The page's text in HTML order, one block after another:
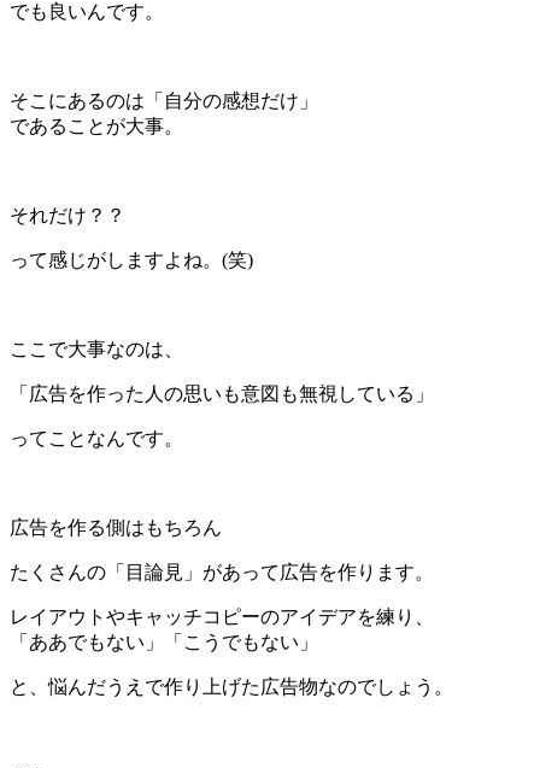
でも良いんです。
そこにあるのは「自分の感想だけ」
であることが大事。
それだけ？？
って感じがしますよね。(笑)
ここで大事なのは、
「広告を作った人の思いも意図も無視している」
ってことなんです。
広告を作る側はもちろん
たくさんの「目論見」があって広告を作ります。
レイアウトやキャッチコピーのアイデアを練り、
「ああでもない」「こうでもない」
と、悩んだうえで作り上げた広告物なのでしょう。